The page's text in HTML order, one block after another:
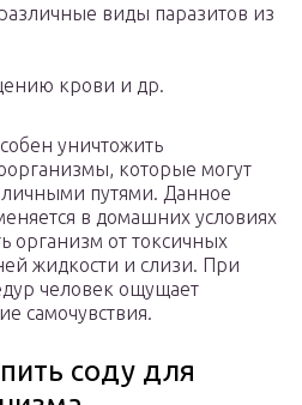
виды паразитов из
крови и др.
уничтожить
которые могут
путями. Данное
в домашних условиях
организм от токсичных
жидкости и слизи. При
человек ощущает
самочувствия.
соду для